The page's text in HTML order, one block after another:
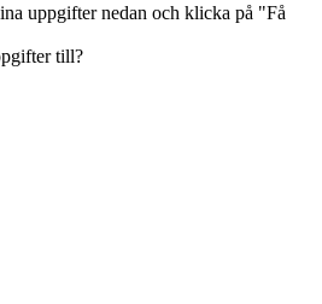
uppgifter nedan och klicka på "Få
till?